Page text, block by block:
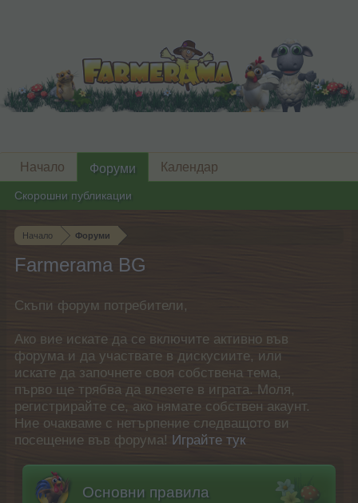
Начало Форуми
Farmerama BG
Скъпи форум потребители,
Ако вие искате да се включите активно във
форума и да участвате в дискусиите, или
искате да започнете своя собствена тема,
първо ще трябва да влезете в играта. Моля,
регистрирайте се, ако нямате собствен акаунт.
Ние очакваме с нетърпение следващото ви
посещение във форума! Играйте тук
Основни правила
Начало Форуми
Скорошни публикации
Календар